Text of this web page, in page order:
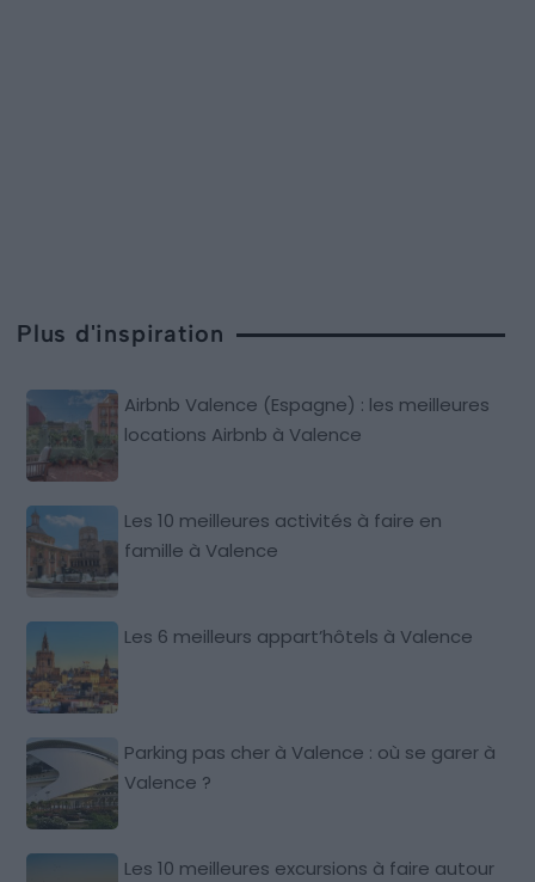
Plus d'inspiration
Airbnb Valence (Espagne) : les meilleures
locations Airbnb à Valence
Les 10 meilleures activités à faire en
famille à Valence
Les 6 meilleurs appart’hôtels à Valence
Parking pas cher à Valence : où se garer à
Valence ?
Les 10 meilleures excursions à faire autour